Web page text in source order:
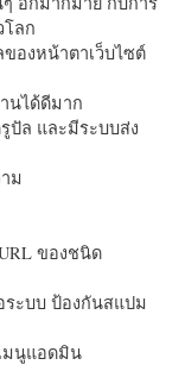
ลก
องหน้าตาเว็บไซต์
นได้ดีมาก
ปัล และมีระบบส่ง
ม
ของชนิด
ระบบ ป้องกันสแปม
มนูแอดมิน